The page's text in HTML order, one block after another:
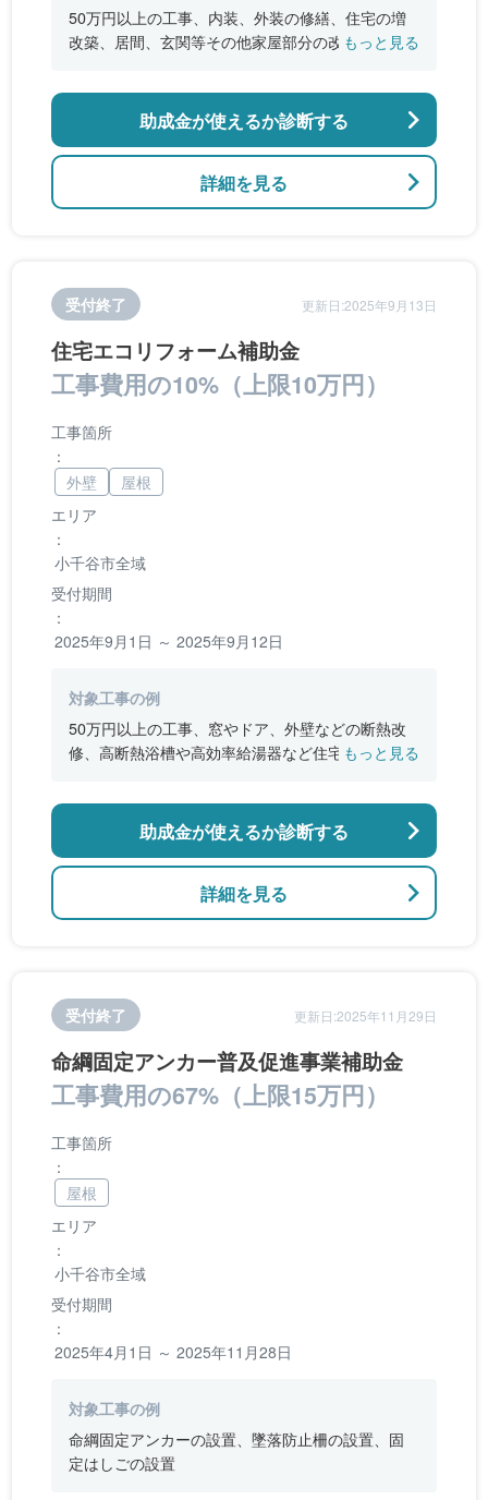
50万円以上の工事、内装、外装の修繕、住宅の増
改築、居間、玄関等その他家屋部分の改修、浴
もっと見る
詳細を見る
助成金が使えるか診断する
受付終了 更新日:2025年9月13日
住宅エコリフォーム補助金
工事費用の10%（上限10万円）
エリア
：
小千谷市全域
受付期間
：
2025年9月1日 ～ 2025年9月12日
工事箇所
：
外壁
屋根
対象工事の例
50万円以上の工事、窓やドア、外壁などの断熱改
修、高断熱浴槽や高効率給湯器など住宅設備工
内外装の修繕
もっと見る
詳細を見る
助成金が使えるか診断する
受付終了 更新日:2025年11月29日
命綱固定アンカー普及促進事業補助金
工事費用の67%（上限15万円）
エリア
：
小千谷市全域
受付期間
：
2025年4月1日 ～ 2025年11月28日
工事箇所
：
屋根
対象工事の例
命綱固定アンカーの設置、墜落防止柵の設置、固
定はしごの設置